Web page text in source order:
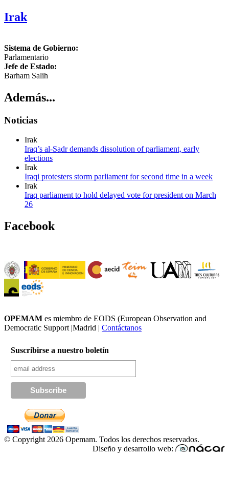
Irak
Sistema de Gobierno:
Parlamentario
Jefe de Estado:
Barham Salih
Además...
Noticias
Irak
Iraq’s al-Sadr demands dissolution of parliament, early
elections
Irak
Iraqi protesters storm parliament for second time in a week
Irak
Iraq parliament to hold delayed vote for president on March
26
Facebook
OPEMAM es miembro de EODS (European Observation and
Democratic Support |Madrid | Contáctanos
Suscribirse a nuestro boletín
© Copyright 2026 Opemam. Todos los derechos reservados.
Diseño y desarrollo web: